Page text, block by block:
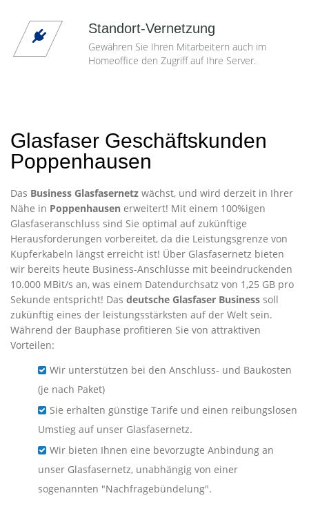
Standort-Vernetzung
Gewähren Sie Ihren Mitarbeitern auch im
Homeoffice den Zugriff auf Ihre Server.
Glasfaser Geschäftskunden
Poppenhausen
Das Business Glasfasernetz wächst, und wird derzeit in Ihrer
Nähe in Poppenhausen erweitert! Mit einem 100%igen
Glasfaseranschluss sind Sie optimal auf zukünftige
Herausforderungen vorbereitet, da die Leistungsgrenze von
Kupferkabeln längst erreicht ist! Über Glasfasernetz bieten
wir bereits heute Business-Anschlüsse mit beeindruckenden
10.000 MBit/s an, was einem Datendurchsatz von 1,25 GB pro
Sekunde entspricht! Das deutsche Glasfaser Business soll
zukünftig eines der leistungsstärksten auf der Welt sein.
Während der Bauphase profitieren Sie von attraktiven
Vorteilen:
Wir unterstützen bei den Anschluss- und Baukosten
(je nach Paket)
Sie erhalten günstige Tarife und einen reibungslosen
Umstieg auf unser Glasfasernetz.
Wir bieten Ihnen eine bevorzugte Anbindung an
unser Glasfasernetz, unabhängig von einer
sogenannten "Nachfragebündelung".